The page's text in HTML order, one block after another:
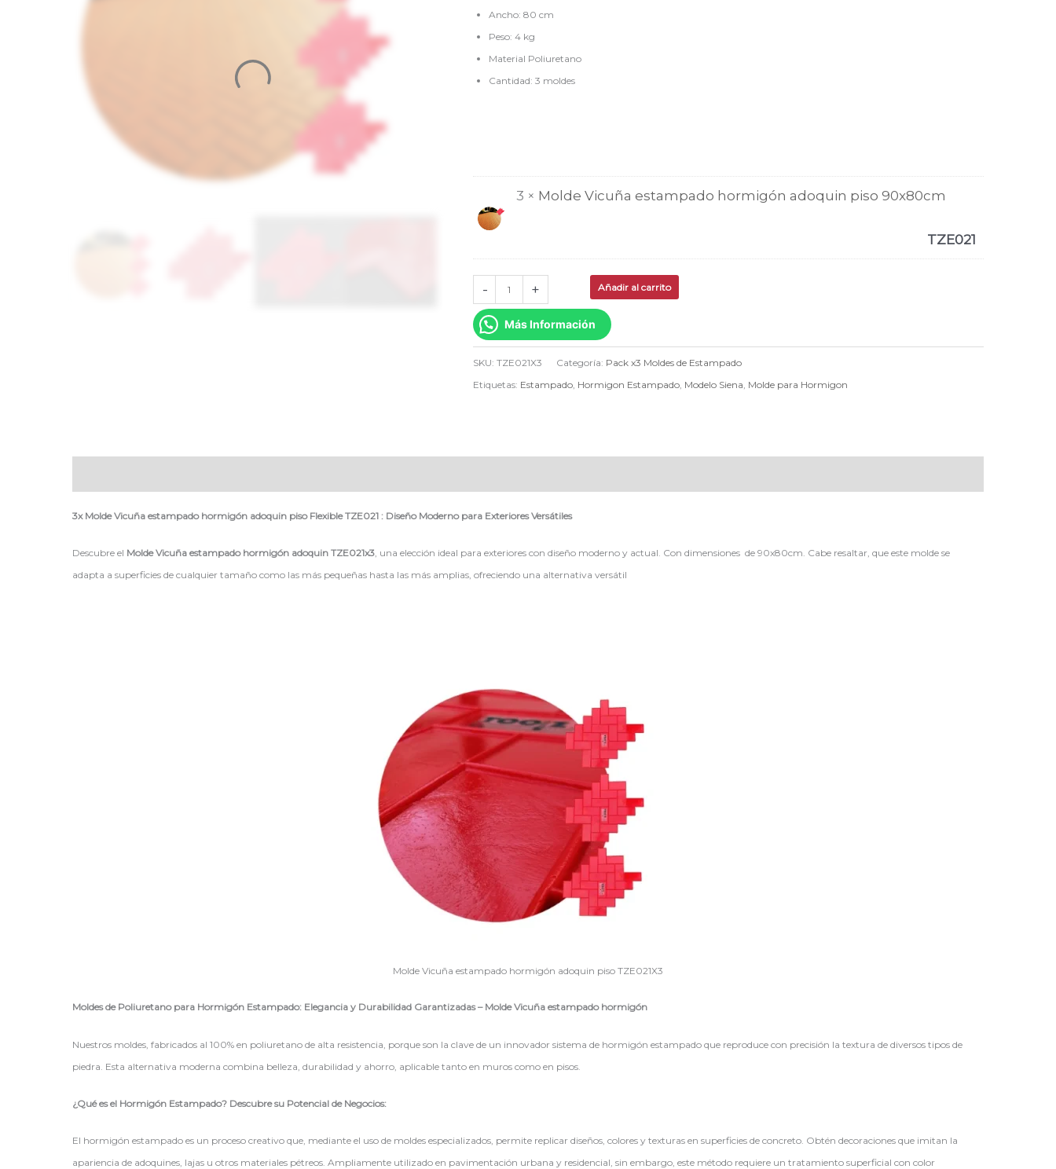
Ancho: 80 cm
Peso: 4 kg
Material Poliuretano
Cantidad: 3 moldes
3 × Molde Vicuña estampado hormigón adoquin piso 90x80cm
TZE021
-
90x80cm
TZE021X3
cantidad
+ Añadir al carrito
Más Información
SKU:TZE021X3 Categoría: Pack x3 Moldes de Estampado
Etiquetas: Estampado Hormigon Estampado Modelo Siena Molde para Hormigon
3x Molde Vicuña estampado hormigón adoquin piso Flexible TZE021 : Diseño Moderno para Exteriores Versátiles
Descubre el Molde Vicuña estampado hormigón adoquin TZE021x3, una elección ideal para exteriores con diseño moderno y actual. Con dimensiones de 90x80cm. Cabe resaltar, que este molde se
adapta a superficies de cualquier tamaño como las más pequeñas hasta las más amplias, ofreciendo una alternativa versátil
Molde Vicuña estampado hormigón adoquin piso TZE021X3
Moldes de Poliuretano para Hormigón Estampado: Elegancia y Durabilidad Garantizadas – Molde Vicuña estampado hormigón
Nuestros moldes, fabricados al 100% en poliuretano de alta resistencia, porque son la clave de un innovador sistema de hormigón estampado que reproduce con precisión la textura de diversos tipos de
piedra. Esta alternativa moderna combina belleza, durabilidad y ahorro, aplicable tanto en muros como en pisos.
¿Qué es el Hormigón Estampado? Descubre su Potencial de Negocios:
El hormigón estampado es un proceso creativo que, mediante el uso de moldes especializados, permite replicar diseños, colores y texturas en superficies de concreto. Obtén decoraciones que imitan la
apariencia de adoquines, lajas u otros materiales pétreos. Ampliamente utilizado en pavimentación urbana y residencial, sin embargo, este método requiere un tratamiento superficial con color